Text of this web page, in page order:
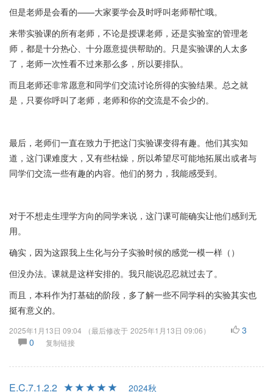
但是老师是会看的——大家要学会及时呼叫老师帮忙哦。
来带实验课的所有老师，不论是授课老师，还是实验室的管理老
师，都是十分热心、十分愿意提供帮助的。只是实验课的人太多
了，老师一次性看不过来那么多，所以要排队。
而且老师还非常愿意和同学们交流讨论所得的实验结果。总之就
是，只要你呼叫了老师，老师和你的交流是不会少的。
最后，老师们一直在致力于把这门实验课变得有趣。他们其实知
道，这门课难度大，又有些枯燥，所以希望尽可能地拓展出或者与
同学们交流一些有趣的内容。他们的努力，我能感受到。
对于不想走生理学方向的同学来说，这门课可能确实让他们感到无
用。
确实，因为这跟我上生化与分子实验时候的感觉一模一样（）
但没办法。课就是这样安排的。我只能说忍忍就过去了。
而且，本科作为打基础的阶段，多了解一些不同学科的实验其实也
挺有意义的。
2025年1月13日 09:04 （最后修改于 2025年1月13日 09:06）
3
0
复制链接
E.C.7.1.2.2
2024秋